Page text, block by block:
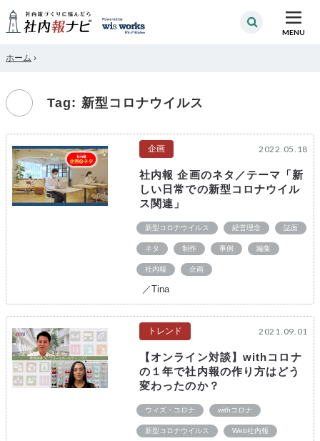
MENU
ホーム ›
Tag: 新型コロナウイルス
企画 2022.05.18
社内報 企画のネタ／テーマ「新
しい日常での新型コロナウイル
ス関連」
新型コロナウイルス 経営理念 誌面
ネタ 制作 事例 編集
社内報 企画
／Tina
トレンド 2021.09.01
【オンライン対談】withコロナ
の１年で社内報の作り方はどう
変わったのか？
ウィズ・コロナ withコロナ
新型コロナウイルス Web社内報